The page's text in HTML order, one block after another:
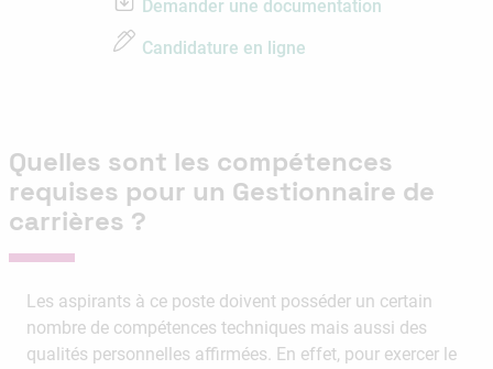
Demander une documentation
Candidature en ligne
Quelles sont les compétences
requises pour un Gestionnaire de
carrières ?
Les aspirants à ce poste doivent posséder un certain
nombre de compétences techniques mais aussi des
qualités personnelles affirmées. En effet, pour exercer le